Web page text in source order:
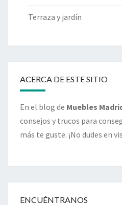
Terraza y jardín
ACERCA DE ESTE SITIO
En el blog de Muebles
consejos y trucos para
más te guste. ¡No dudes en
ENCUÉNTRANOS